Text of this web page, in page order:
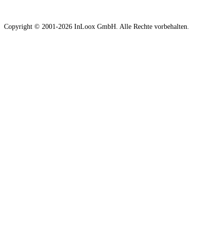
Copyright © 2001-2026 InLoox GmbH. Alle Rechte vorbehalten.